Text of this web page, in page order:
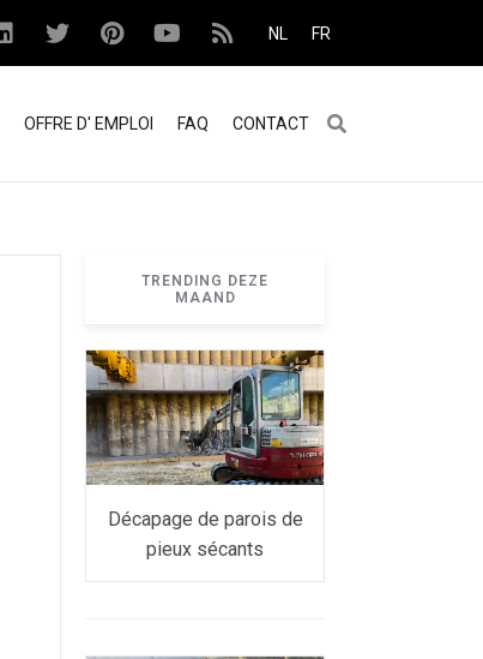
NL FR
OFFRE D' EMPLOI FAQ CONTACT
TRENDING DEZE
MAAND
Décapage de parois de
pieux sécants